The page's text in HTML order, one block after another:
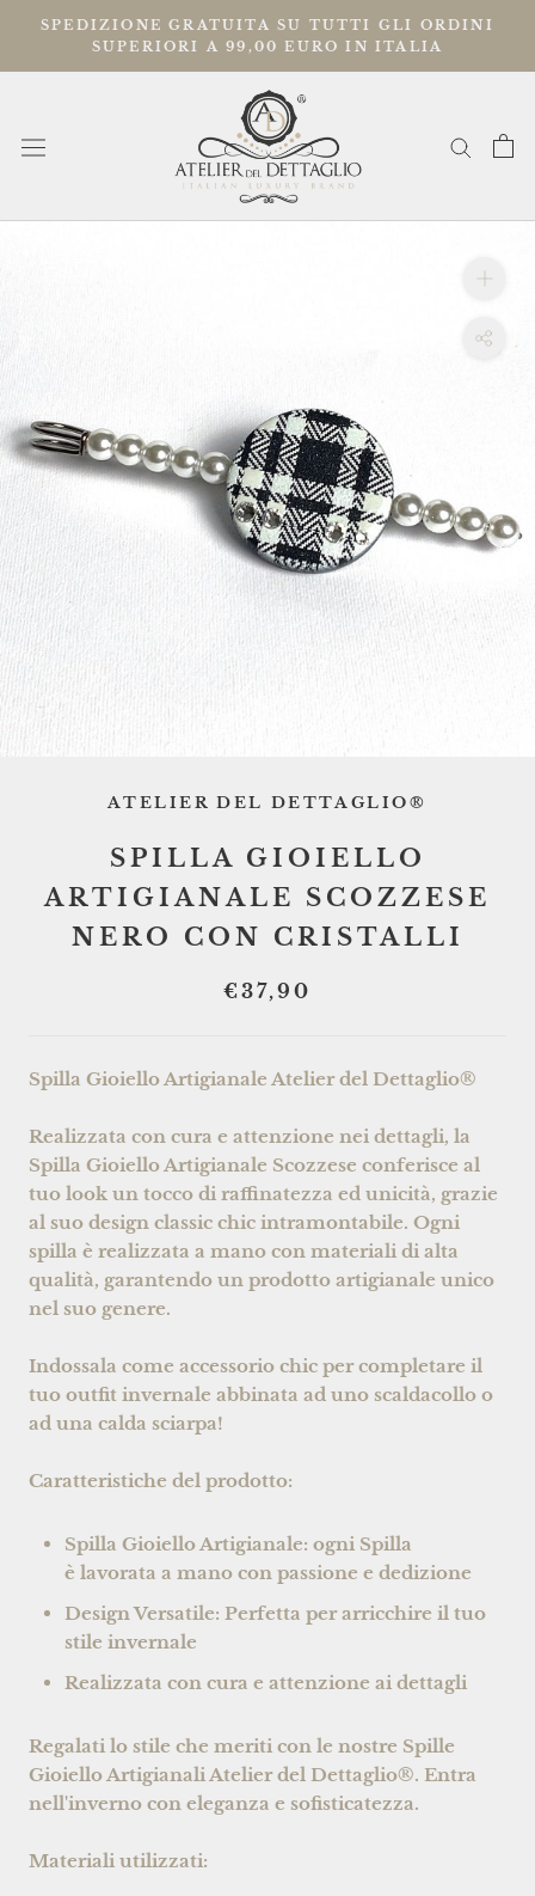
contenuto
SPEDIZIONE GRATUITA SU TUTTI GLI ORDINI
SUPERIORI A 99,00 EURO IN ITALIA
ATELIER DEL DETTAGLIO®
SPILLA GIOIELLO
ARTIGIANALE SCOZZESE
NERO CON CRISTALLI
€37,90
Spilla Gioiello Artigianale Atelier del Dettaglio®
Realizzata con cura e attenzione nei dettagli, la
Spilla Gioiello Artigianale Scozzese conferisce al
tuo look un tocco di raffinatezza ed unicità, grazie
al suo design classic chic intramontabile. Ogni
spilla è realizzata a mano con materiali di alta
qualità, garantendo un prodotto artigianale unico
nel suo genere.
Indossala come accessorio chic per completare il
tuo outfit invernale abbinata ad uno scaldacollo o
ad una calda sciarpa!
Caratteristiche del prodotto:
Spilla Gioiello Artigianale: ogni Spilla
è lavorata a mano con passione e dedizione
Design Versatile: Perfetta per arricchire il tuo
stile invernale
Realizzata con cura e attenzione ai dettagli
Regalati lo stile che meriti con le nostre Spille
Gioiello Artigianali Atelier del Dettaglio®. Entra
nell'inverno con eleganza e sofisticatezza.
Materiali utilizzati: